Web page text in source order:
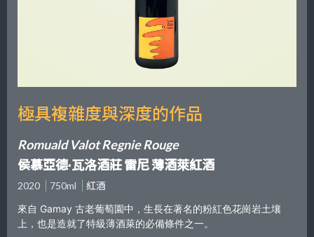
極具複雜度與深度的作品
Romuald Valot Regnie Rouge
侯慕亞德·瓦洛酒莊 雷尼 薄酒萊紅酒
2020 750ml
紅酒
來自 Gamay 古老葡萄園中，生長在著名的粉紅色花崗岩土壤
上，也是造就了特級薄酒萊的必備條件之一。